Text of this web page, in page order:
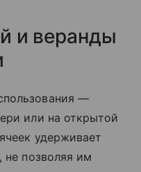
и веранды
—
или на открытой
удерживает
не позволяя им